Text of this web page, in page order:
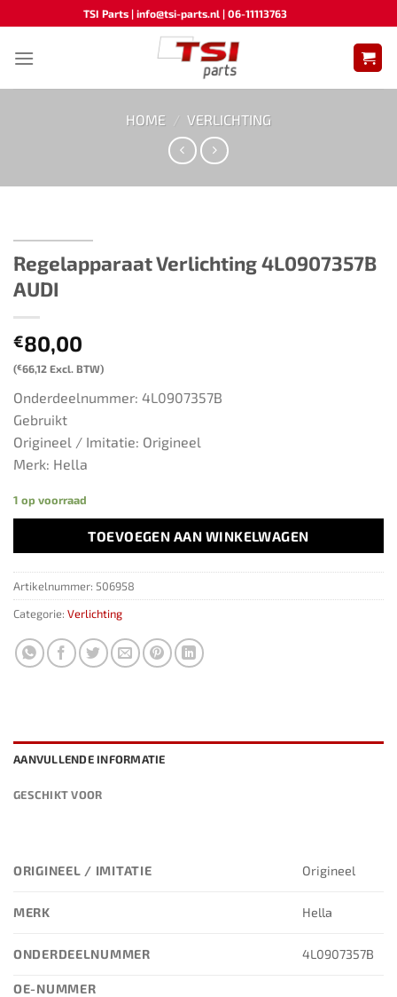
naar
inhoud
TSI Parts | info@tsi-parts.nl | 06-11113763
HOME / VERLICHTING
Regelapparaat Verlichting ​​4L0907357B​
AUDI
€80,00
(€66,12 Excl. BTW)
Onderdeelnummer: 4L0907357B
Gebruikt
Origineel / Imitatie: Origineel
Merk: Hella
1 op voorraad
TOEVOEGEN AAN WINKELWAGEN
Artikelnummer: 506958
Categorie: Verlichting
AANVULLENDE INFORMATIE
GESCHIKT VOOR
ORIGINEEL / IMITATIE Origineel
MERK Hella
ONDERDEELNUMMER 4L0907357B
OE-NUMMER